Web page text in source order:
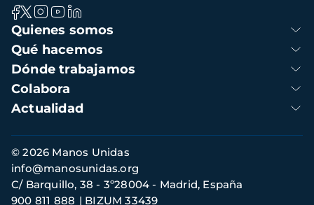
Navegación
principal
Quienes somos
Qué hacemos
Dónde trabajamos
Colabora
Actualidad
Información
de
contacto
© 2026 Manos Unidas
C/ Barquillo, 38 - 3º28004 - Madrid, España
900 811 888
BIZUM 33439
info@manosunidas.org